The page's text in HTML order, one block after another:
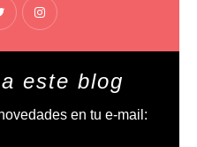
este blog
en tu e-mail: